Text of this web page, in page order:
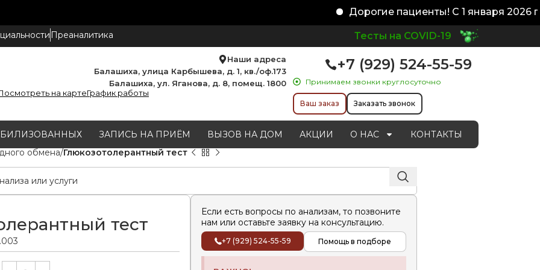
Дорогие пациенты! С 1 января 2026
Преаналитика Тесты на COVID-19
Наши адреса
Балашиха, улица Карбышева, д. 1, кв./оф.173
Балашиха, ул. Яганова, д. 8, помещ. 1800
на картеГрафик работы
+7 (929) 524-55-59
Принимаем звонки круглосуточно
Ваш заказ Заказать звонок
ЗАПИСЬ НА ПРИЁМ ВЫЗОВ НА ДОМ АКЦИИ О НАС
КОНТАКТЫ
обмена Глюкозотолерантный тест
тест
Alternative:
Если есть вопросы по анализам, то позвоните
нам или оставьте заявку на консультацию.
+7 (929) 524-55-59 Помощь в подборе